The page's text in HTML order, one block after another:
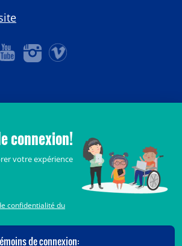
Justine.
Crédits
des organismes publics